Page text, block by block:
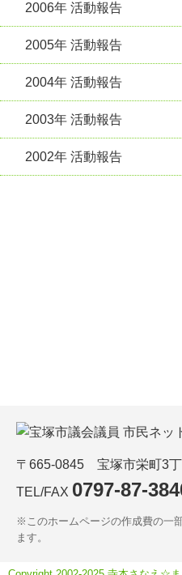
2006年 活動報告
2005年 活動報告
2004年 活動報告
2003年 活動報告
2002年 活動報告
〒665-0845 宝塚市栄町3
TEL/FAX 0797-87-
※このホームページの作成費の一
ます。